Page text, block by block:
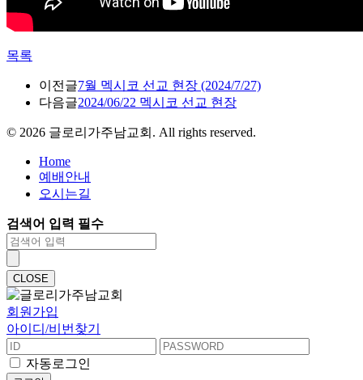
목록
이전글7월 멕시코 선교 현장 (2024/7/27)
다음글2024/06/22 멕시코 선교 현장
© 2026 글로리가주남교회. All rights reserved.
Home
예배안내
오시는길
검색어 입력 필수
CLOSE
회원가입
아이디/비번찾기
자동로그인